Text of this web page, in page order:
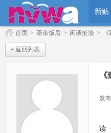
新贴
首页 > 茶余饭后 > 闲谈扯淡 >
« 返回列表
发
读